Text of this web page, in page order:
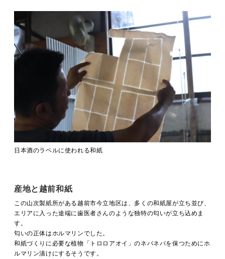
日本酒のラベルに使われる和紙
産地と越前和紙
この山次製紙所がある越前市今立地区は、多くの和紙屋が立ち並び、
エリアに入った途端に歯医者さんのような独特の匂いが立ち込めま
す。
匂いの正体はホルマリンでした。
和紙づくりに必要な植物「トロロアオイ」のネバネバを保つためにホ
ルマリン漬けにするそうです。